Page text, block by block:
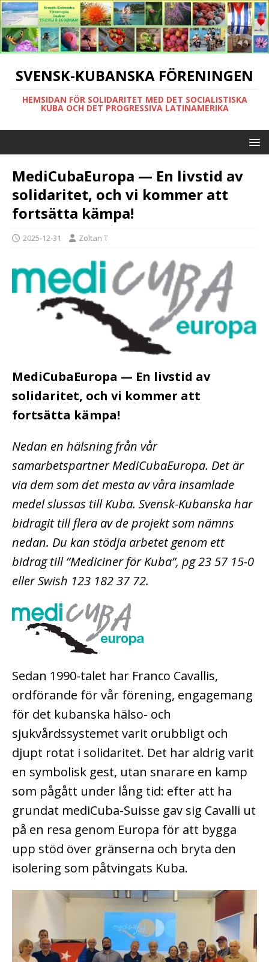
SVENSK-KUBANSKA FÖRENINGEN
HEMSIDAN FÖR SOLIDARITET MED DET SOCIALISTISKA
KUBA OCH DET PROGRESSIVA LATINAMERIKA
MediCubaEuropa — En livstid av
solidaritet, och vi kommer att
fortsätta kämpa!
2025-12-31 Zoltan T
MediCubaEuropa — En livstid av
solidaritet, och vi kommer att
fortsätta kämpa!
Nedan en hälsning från vår
samarbetspartner MediCubaEuropa. Det är
via dem som det mesta av våra insamlade
medel slussas till Kuba. Svensk-Kubanska har
bidragit till flera av de projekt som nämns
nedan. Du kan stödja arbetet genom ett
bidrag till ”Mediciner för Kuba”, pg 23 57 15-0
eller Swish 123 182 37 72.
Sedan 1990-talet har Franco Cavallis,
ordförande för vår förening, engagemang
för det kubanska hälso- och
sjukvårdssystemet varit orubbligt och
djupt rotat i solidaritet. Det har aldrig varit
en symbolisk gest, utan snarare en kamp
som pågått under lång tid: efter att ha
grundat mediCuba-Suisse gav sig Cavalli ut
på en resa genom Europa för att bygga
upp stöd över gränserna och bryta den
isolering som påtvingats Kuba.